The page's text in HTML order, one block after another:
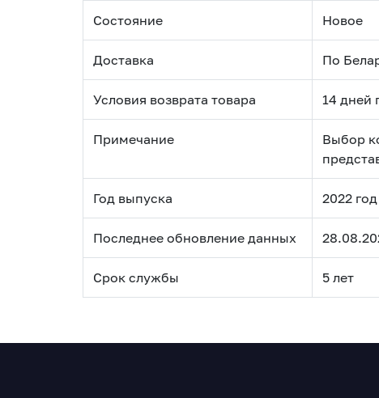
Состояние Новое
Доставка По
Условия возврата товара 14 дней
Примечание
Выбор
Год выпуска 2022 год
Последнее обновление данных
Срок службы 5 лет